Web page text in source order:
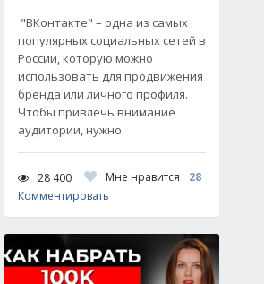
"ВКонтакте" – одна из самых
популярных социальных сетей в
России, которую можно
использовать для продвижения
бренда или личного профиля.
Чтобы привлечь внимание
аудитории, нужно
28 400 Мне нравится
28
Комментировать